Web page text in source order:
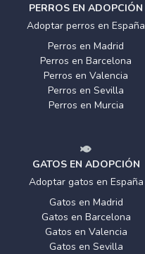
PERROS EN ADOPCIÓN
Adoptar perros en España
Perros en Madrid
Perros en Barcelona
Perros en Valencia
Perros en Sevilla
Perros en Murcia
GATOS EN ADOPCIÓN
Adoptar gatos en España
Gatos en Madrid
Gatos en Barcelona
Gatos en Valencia
Gatos en Sevilla